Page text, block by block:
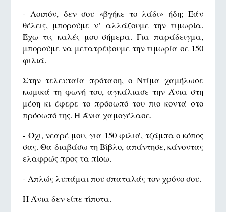
- Λοιπόν, δεν σου «βγήκε το λάδι» ήδη; Εάν
θέλεις, μπορούμε ν’ αλλάξουμε την τιμωρία.
Έχω τις καλές μου σήμερα. Για παράδειγμα,
μπορούμε να μετατρέψουμε την τιμωρία σε 150
φιλιά.
Στην τελευταία πρόταση, ο Ντίμα χαμήλωσε
κωμικά τη φωνή του, αγκάλιασε την Άνια στη
μέση κι έφερε το πρόσωπό του πιο κοντά στο
πρόσωπό της. Η Άνια χαμογέλασε.
- Όχι, νεαρέ μου, για 150 φιλιά, τζάμπα ο κόπος
σας. Θα διαβάσω τη Βίβλο, απάντησε, κάνοντας
ελαφρώς προς τα πίσω.
- Απλώς λυπάμαι που σπαταλάς τον χρόνο σου.
Η Άνια δεν είπε τίποτα.